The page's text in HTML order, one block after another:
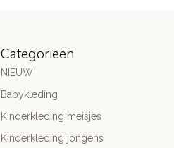
Categorieën
NIEUW
Babykleding
Kinderkleding meisjes
Kinderkleding jongens